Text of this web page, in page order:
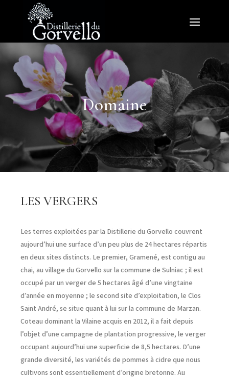
Domaine
LES VERGERS
Les terres exploitées par la Distillerie du Gorvello couvrent
aujourd’hui une surface d’un peu plus de 24 hectares répartis
en deux sites distincts. Le premier, Gramené, est contigu au
chai, au village du Gorvello sur la commune de Sulniac ; il est
occupé par un verger de 5 hectares âgé d’une vingtaine
d’année en moyenne ; le second site d’exploitation, le Clos
Saint André, se situe quant à lui sur la commune de Marzan.
Coteau dominant la Vilaine acquis en 2012, il a fait depuis
l’objet d’une campagne de plantation progressive, le verger
occupant aujourd’hui une superficie de 8,5 hectares. D’une
grande diversité, les variétés de pommes à cidre que nous
cultivons sont essentiellement d’origine bretonne. Au